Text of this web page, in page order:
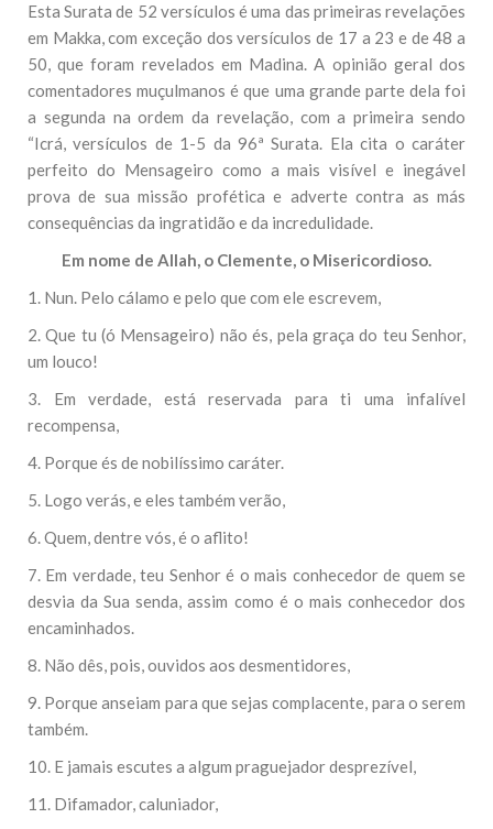
Esta Surata de 52 versículos é uma das primeiras revelações
em Makka, com exceção dos versículos de 17 a 23 e de 48 a
50, que foram revelados em Madina. A opinião geral dos
comentadores muçulmanos é que uma grande parte dela foi
a segunda na ordem da revelação, com a primeira sendo
“Icrá, versículos de 1-5 da 96ª Surata. Ela cita o caráter
perfeito do Mensageiro como a mais visível e inegável
prova de sua missão profética e adverte contra as más
consequências da ingratidão e da incredulidade.
Em nome de Allah, o Clemente, o Misericordioso.
1. Nun. Pelo cálamo e pelo que com ele escrevem,
2. Que tu (ó Mensageiro) não és, pela graça do teu Senhor,
um louco!
3. Em verdade, está reservada para ti uma infalível
recompensa,
4. Porque és de nobilíssimo caráter.
5. Logo verás, e eles também verão,
6. Quem, dentre vós, é o aflito!
7. Em verdade, teu Senhor é o mais conhecedor de quem se
desvia da Sua senda, assim como é o mais conhecedor dos
encaminhados.
8. Não dês, pois, ouvidos aos desmentidores,
9. Porque anseiam para que sejas complacente, para o serem
também.
10. E jamais escutes a algum praguejador desprezível,
11. Difamador, caluniador,